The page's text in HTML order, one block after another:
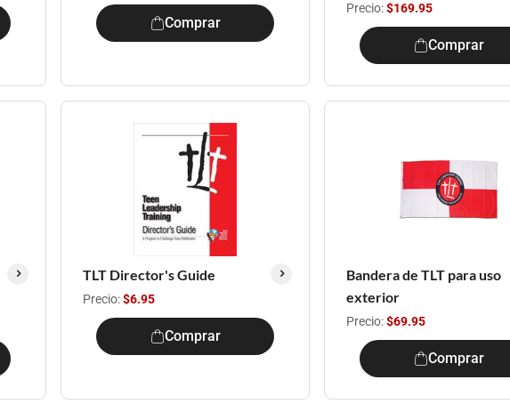
Comprar
Precio:$169.95
Comprar
TLT Director's Guide
Precio:$6.95
Comprar
Bandera de TLT para uso
exterior
Precio:$69.95
Comprar